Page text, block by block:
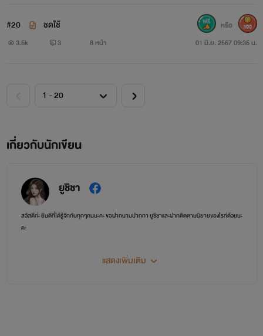
#20 ชดใช้
3.5k 3 8 หน้า 01 มิ.ย. 2567 09:35 น.
หรือ 300
เกี่ยวกับนักเขียน
ยูชิชา
สวัสดีค่ะ ยินดีที่ได้รู้จักกับทุกๆคนนะคะ ขอฝากนามปากกา ยูชิชาและฝากติดตามนิยายของไรท์ด้วยนะ
คะ
แสดงเพิ่มเติม